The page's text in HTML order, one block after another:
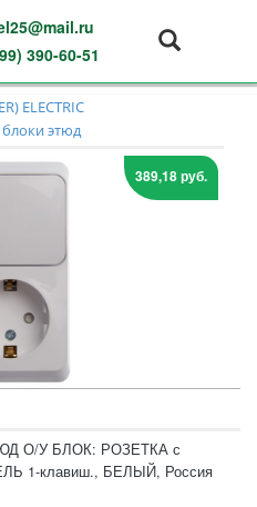
390-60-51
ELECTRIC
блоки этюд
389,18 руб.
О/У БЛОК: РОЗЕТКА с
1-клавиш., БЕЛЫЙ, Россия